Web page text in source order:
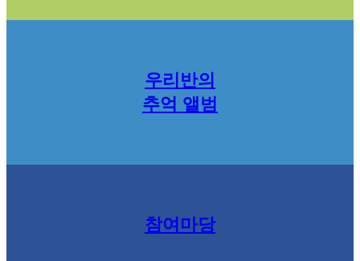
우리반의
추억 앨범
참여마당